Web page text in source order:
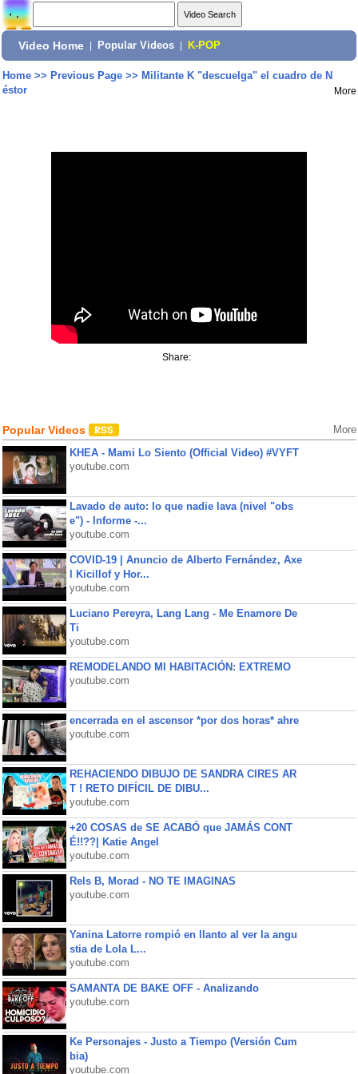
Video Home Popular Videos K-POP
Home>> Previous Page>> Militante K "descuelga" el cuadro de N
éstor
More
Share:
Popular Videos More
KHEA - Mami Lo Siento (Official Video) #VYFT
youtube.com
Lavado de auto: lo que nadie lava (nivel "obs
e") - Informe -...
youtube.com
COVID-19 | Anuncio de Alberto Fernández, Axe
l Kicillof y Hor...
youtube.com
Luciano Pereyra, Lang Lang - Me Enamore De
Ti
youtube.com
REMODELANDO MI HABITACIÓN: EXTREMO
youtube.com
encerrada en el ascensor *por dos horas* ahre
youtube.com
REHACIENDO DIBUJO DE SANDRA CIRES AR
T ! RETO DIFÍCIL DE DIBU...
youtube.com
+20 COSAS de SE ACABÓ que JAMÁS CONT
É!!??| Katie Angel
youtube.com
Rels B, Morad - NO TE IMAGINAS
youtube.com
Yanina Latorre rompió en llanto al ver la angu
stia de Lola L...
youtube.com
SAMANTA DE BAKE OFF - Analizando
youtube.com
Ke Personajes - Justo a Tiempo (Versión Cum
bia)
youtube.com